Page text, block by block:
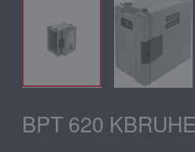
BPT 620